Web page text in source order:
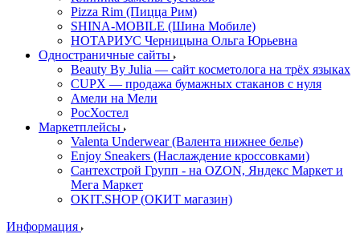
Pizza Rim (Пицца Рим)
SHINA-MOBILE (Шина Мобиле)
НОТАРИУС Черницына Ольга Юрьевна
Одностраничные сайты
Beauty By Julia — сайт косметолога на трёх языках
CUPX — продажа бумажных стаканов с нуля
Амели на Мели
РосХостел
Маркетплейсы
Valenta Underwear (Валента нижнее белье)
Enjoy Sneakers (Наслаждение кроссовками)
Сантехcтрой Групп - на OZON, Яндекс Маркет и
Мега Маркет
OKIT.SHOP (ОКИТ магазин)
Информация